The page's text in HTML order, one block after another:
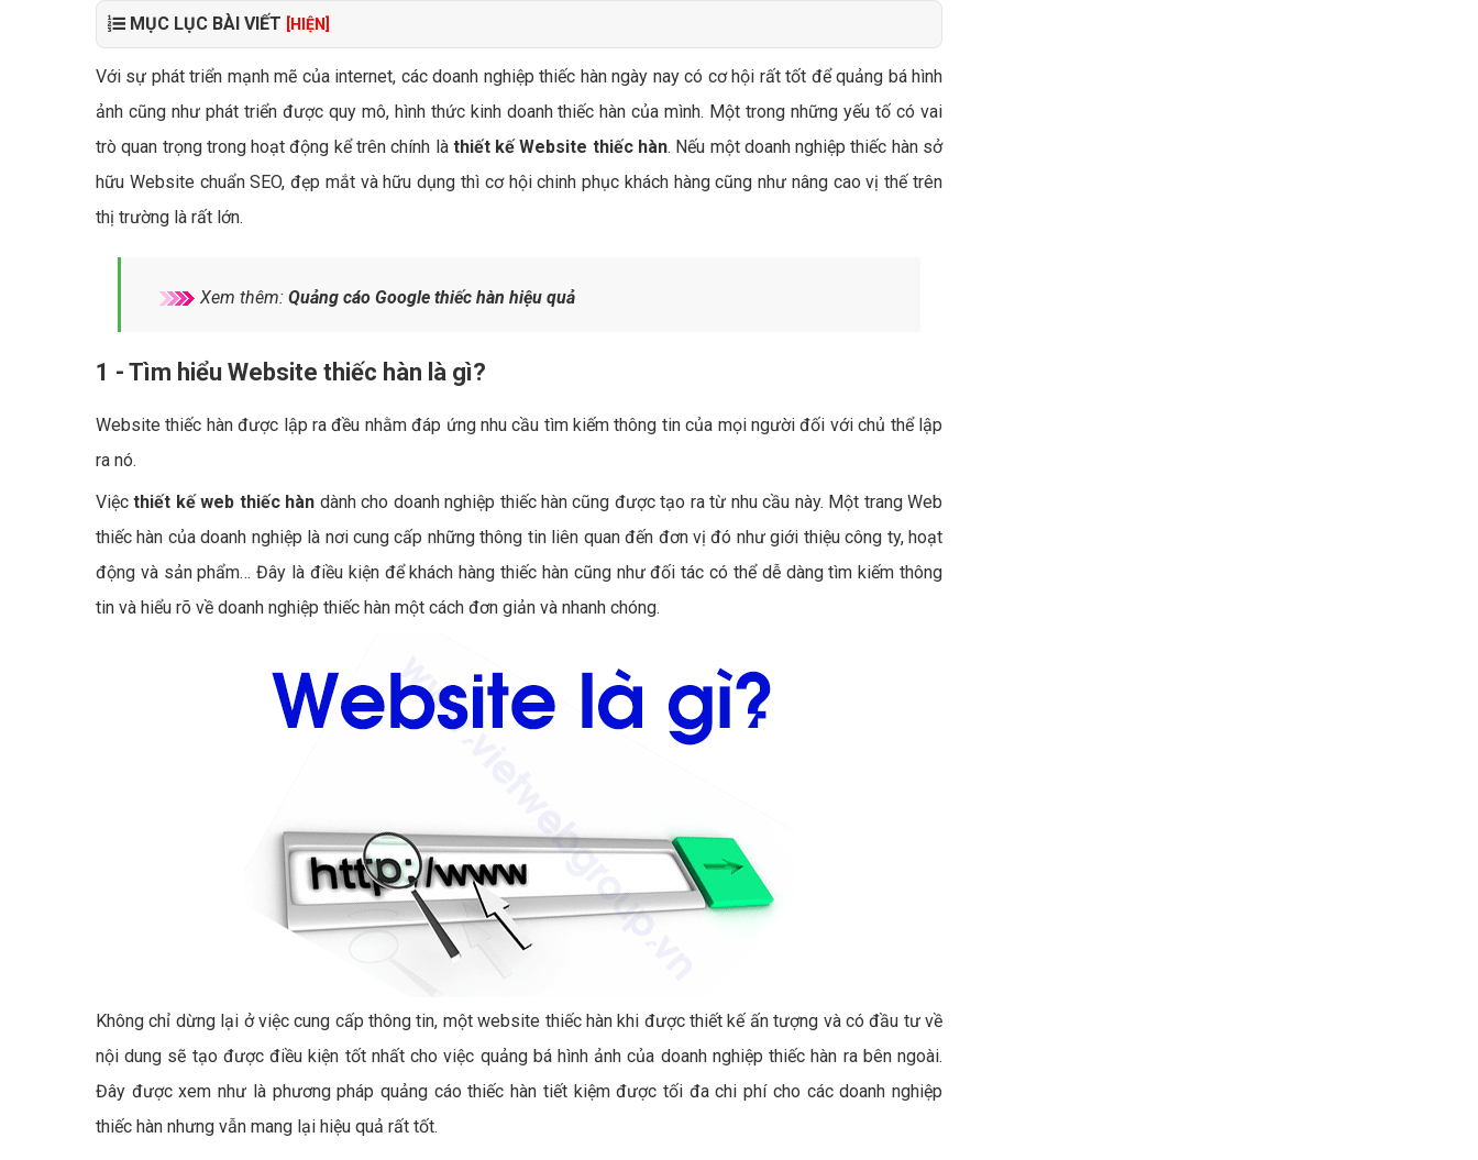
Bảng giá quảng cáo Banner
Bảng giá quản trị Website
Bảng giá quản trị Fanpage Facebook
MỤC LỤC BÀI VIẾT [HIỆN]
Với sự phát triển mạnh mẽ của internet, các doanh nghiệp thiếc hàn ngày nay có cơ hội rất tốt để quảng bá hình
ảnh cũng như phát triển được quy mô, hình thức kinh doanh thiếc hàn của mình. Một trong những yếu tố có vai
trò quan trọng trong hoạt động kể trên chính là thiết kế Website thiếc hàn. Nếu một doanh nghiệp thiếc hàn sở
hữu Website chuẩn SEO, đẹp mắt và hữu dụng thì cơ hội chinh phục khách hàng cũng như nâng cao vị thế trên
thị trường là rất lớn.
Xem thêm: Quảng cáo Google thiếc hàn hiệu quả
1 - Tìm hiểu Website thiếc hàn là gì?
Website thiếc hàn được lập ra đều nhằm đáp ứng nhu cầu tìm kiếm thông tin của mọi người đối với chủ thể lập
ra nó.
Việcthiết kế web thiếc hàn dành cho doanh nghiệp thiếc hàn cũng được tạo ra từ nhu cầu này. Một trang Web
thiếc hàn của doanh nghiệp là nơi cung cấp những thông tin liên quan đến đơn vị đó như giới thiệu công ty, hoạt
động và sản phẩm… Đây là điều kiện để khách hàng thiếc hàn cũng như đối tác có thể dễ dàng tìm kiếm thông
tin và hiểu rõ về doanh nghiệp thiếc hàn một cách đơn giản và nhanh chóng.
Không chỉ dừng lại ở việc cung cấp thông tin, một website thiếc hàn khi được thiết kế ấn tượng và có đầu tư về
nội dung sẽ tạo được điều kiện tốt nhất cho việc quảng bá hình ảnh của doanh nghiệp thiếc hàn ra bên ngoài.
Đây được xem như là phương pháp quảng cáo thiếc hàn tiết kiệm được tối đa chi phí cho các doanh nghiệp
thiếc hàn nhưng vẫn mang lại hiệu quả rất tốt.